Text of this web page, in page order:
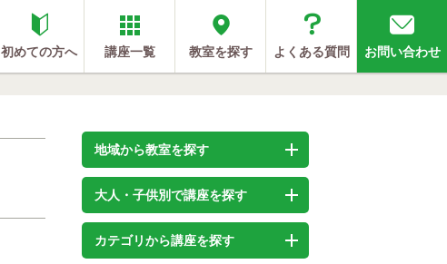
初めての方へ 講座一覧 教室を探す よくある質問 お問い合わせ
地域から教室を探す
大人・子供別で講座を探す
カテゴリから講座を探す